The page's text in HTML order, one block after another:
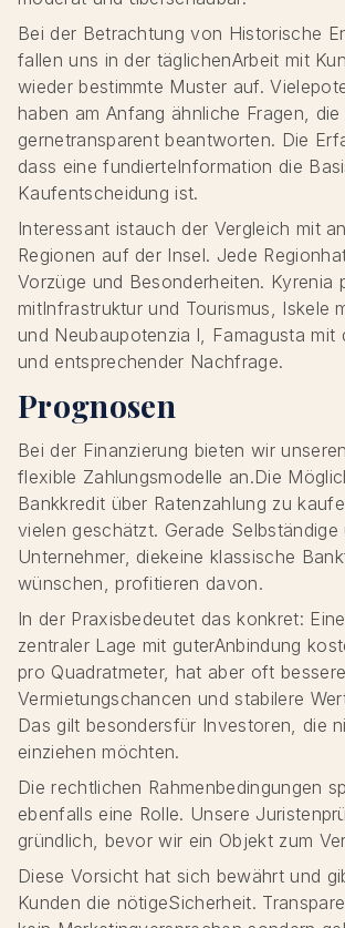
Bei der Betrachtung von Historische
fallen uns in der täglichenArbeit mit
wieder bestimmte Muster auf.
haben am Anfang ähnliche Fragen, die
gernetransparent beantworten. Die
dass eine fundierteInformation die
Kaufentscheidung ist.
Interessant istauch der Vergleich mit
Regionen auf der Insel. Jede
Vorzüge und Besonderheiten. Kyrenia
mitInfrastruktur und Tourismus, Iskele
und Neubaupotenzia l, Famagusta mit
und entsprechender Nachfrage.
Prognosen
Bei der Finanzierung bieten wir
flexible Zahlungsmodelle an.Die
Bankkredit über Ratenzahlung zu
vielen geschätzt. Gerade Selbständige
Unternehmer, diekeine klassische
wünschen, profitieren davon.
In der Praxisbedeutet das konkret:
zentraler Lage mit guterAnbindung
pro Quadratmeter, hat aber oft bessere
Vermietungschancen und stabilere
Das gilt besondersfür Investoren, die
einziehen möchten.
Die rechtlichen Rahmenbedingungen
ebenfalls eine Rolle. Unsere
gründlich, bevor wir ein Objekt zum
Diese Vorsicht hat sich bewährt und
Kunden die nötigeSicherheit.